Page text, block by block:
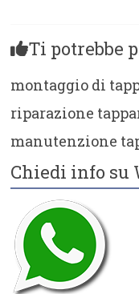
Ti potrebbe
montaggio di
riparazione
manutenzione
Chiedi info su